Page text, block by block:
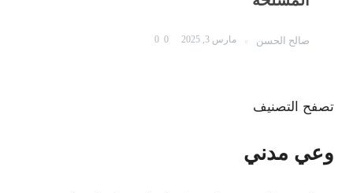
صالح الحسن مارس 3, 2025
تصفح التصنيف
وعي مدني